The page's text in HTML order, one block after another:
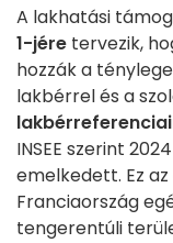
A lakhatási
1-jére tervezik,
hozzák a
lakbérrel és a
INSEE szerint
emelkedett. Ez
Franciaország
tengerentúli